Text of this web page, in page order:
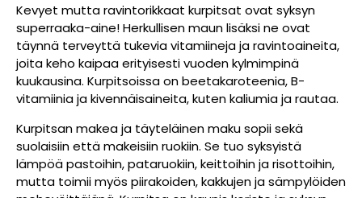
Kevyet mutta ravintorikkaat kurpitsat ovat syksyn
superraaka-aine! Herkullisen maun lisäksi ne ovat
täynnä terveyttä tukevia vitamiineja ja ravintoaineita,
joita keho kaipaa erityisesti vuoden kylmimpinä
kuukausina. Kurpitsoissa on beetakaroteenia, B-
vitamiinia ja kivennäisaineita, kuten kaliumia ja rautaa.
Kurpitsan makea ja täyteläinen maku sopii sekä
suolaisiin että makeisiin ruokiin. Se tuo syksyistä
lämpöä pastoihin, pataruokiin, keittoihin ja risottoihin,
mutta toimii myös piirakoiden, kakkujen ja sämpylöiden